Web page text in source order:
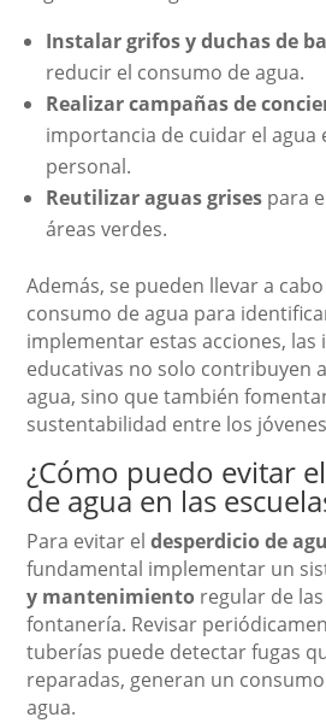
Instalar grifos y duchas de
reducir el consumo de agua.
Realizar campañas de
importancia de cuidar el agua
personal.
Reutilizar aguas grises para
áreas verdes.
Además, se pueden llevar a
consumo de agua para
implementar estas acciones, las
educativas no solo contribuyen
agua, sino que también
sustentabilidad entre los
¿Cómo puedo evitar
de agua en las
Para evitar eldesperdicio de
fundamental implementar un
y mantenimiento regular de
fontanería. Revisar
tuberías puede detectar fugas
reparadas, generan un
agua.